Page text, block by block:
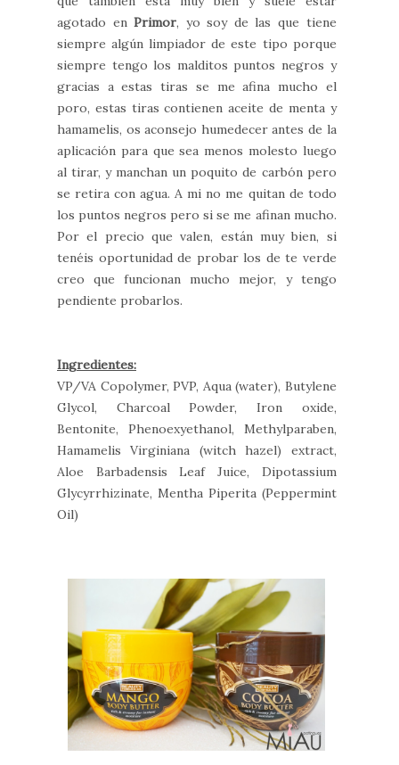
agotado enPrimor, yo soy de las que tiene
siempre algún limpiador de este tipo porque
siempre tengo los malditos puntos negros y
gracias a estas tiras se me afina mucho el
poro, estas tiras contienen aceite de menta y
hamamelis, os aconsejo humedecer antes de la
aplicación para que sea menos molesto luego
al tirar, y manchan un poquito de carbón pero
se retira con agua. A mi no me quitan de todo
los puntos negros pero si se me afinan mucho.
Por el precio que valen, están muy bien, si
tenéis oportunidad de probar los de te verde
creo que funcionan mucho mejor, y tengo
pendiente probarlos.
Ingredientes:
VP/VA Copolymer, PVP, Aqua (water), Butylene
Glycol, Charcoal Powder, Iron oxide,
Bentonite, Phenoexyethanol, Methylparaben,
Hamamelis Virginiana (witch hazel) extract,
Aloe Barbadensis Leaf Juice, Dipotassium
Glycyrrhizinate, Mentha Piperita (Peppermint
Oil)